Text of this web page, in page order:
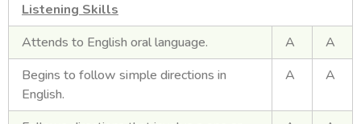
Listening Skills
Attends to English oral language.
A
A
Begins to follow simple directions in
English.
A A